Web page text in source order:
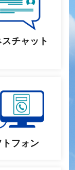
スチャット
トフォン